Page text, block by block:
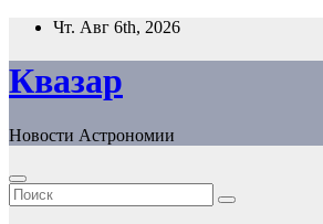
Перейти
содержанию
Чт. Авг 6th, 2026
Квазар
Новости Астрономии